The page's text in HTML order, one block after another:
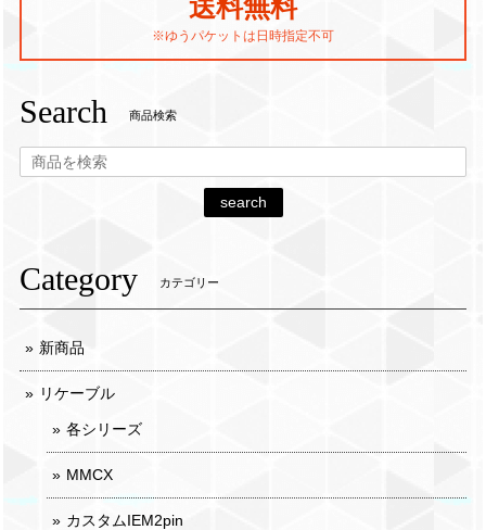
※ゆうパケットは日時指定不可
Search 商品検索
search
Category カテゴリー
新商品
リケーブル
各シリーズ
MMCX
カスタムIEM2pin